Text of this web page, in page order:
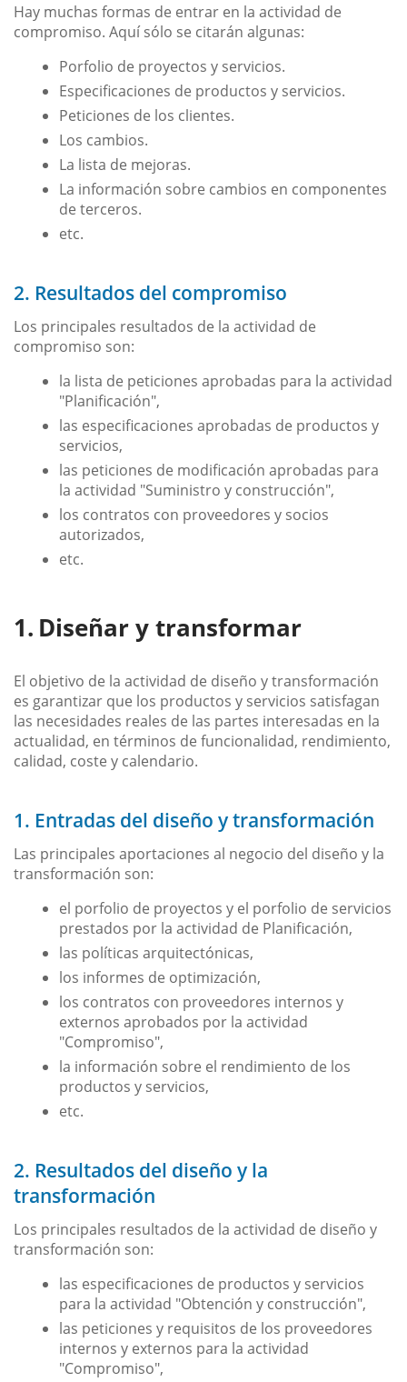
Hay muchas formas de entrar en la actividad de
compromiso. Aquí sólo se citarán algunas:
Porfolio de proyectos y servicios.
Especificaciones de productos y servicios.
Peticiones de los clientes.
Los cambios.
La lista de mejoras.
La información sobre cambios en componentes
de terceros.
etc.
2. Resultados del compromiso
Los principales resultados de la actividad de
compromiso son:
la lista de peticiones aprobadas para la actividad
"Planificación",
las especificaciones aprobadas de productos y
servicios,
las peticiones de modificación aprobadas para
la actividad "Suministro y construcción",
los contratos con proveedores y socios
autorizados,
etc.
Diseñar y transformar
El objetivo de la actividad de diseño y transformación
es garantizar que los productos y servicios satisfagan
las necesidades reales de las partes interesadas en la
actualidad, en términos de funcionalidad, rendimiento,
calidad, coste y calendario.
1. Entradas del diseño y transformación
Las principales aportaciones al negocio del diseño y la
transformación son:
el porfolio de proyectos y el porfolio de servicios
prestados por la actividad de Planificación,
las políticas arquitectónicas,
los informes de optimización,
los contratos con proveedores internos y
externos aprobados por la actividad
"Compromiso",
la información sobre el rendimiento de los
productos y servicios,
etc.
2. Resultados del diseño y la
transformación
Los principales resultados de la actividad de diseño y
transformación son:
las especificaciones de productos y servicios
para la actividad "Obtención y construcción",
las peticiones y requisitos de los proveedores
internos y externos para la actividad
"Compromiso",